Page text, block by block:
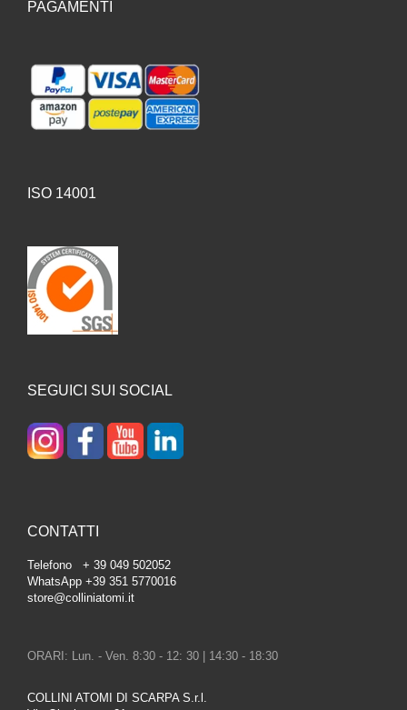
PAGAMENTI
ISO 14001
SEGUICI SUI SOCIAL
CONTATTI
Telefono + 39 049 502052
WhatsApp +39 351 5770016
store@colliniatomi.it
ORARI: Lun. - Ven. 8:30 - 12: 30 | 14:30 - 18:30
COLLINI ATOMI DI SCARPA S.r.l.